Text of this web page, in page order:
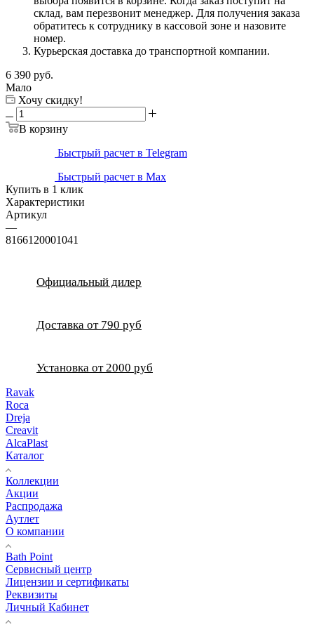
склад, вам перезвонит менеджер. Для получения заказа
обратитесь к сотруднику в кассовой зоне и назовите
номер.
Курьерская доставка до транспортной компании.
6 390 руб.
Мало
Хочу скидку!
В корзину
Быстрый расчет в Telegram
Быстрый расчет в Max
Купить в 1 клик
Характеристики
Артикул
—
8166120001041
Официальный дилер
Доставка от 790 руб
Установка от 2000 руб
Ravak
Roca
Dreja
Creavit
AlcaPlast
Каталог
Коллекции
Акции
Распродажа
Аутлет
О компании
Bath Point
Сервисный центр
Лицензии и сертификаты
Реквизиты
Личный Кабинет